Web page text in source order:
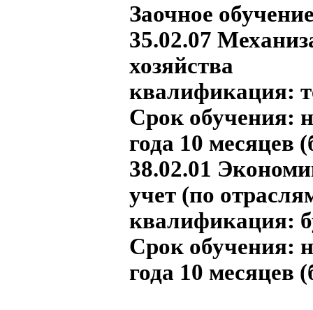
Заочное
35.02.07
хозяйства
квалификация:
Срок обучения:
года 10 месяцев
38.02.01
учет (по
квалификация:
Срок обучения:
года 10 месяцев